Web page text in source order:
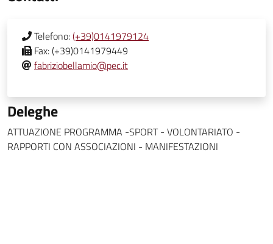
Telefono:(+39)0141979124
Fax:(+39)0141979449
fabriziobellamio@pec.it
Deleghe
ATTUAZIONE PROGRAMMA -SPORT - VOLONTARIATO -
RAPPORTI CON ASSOCIAZIONI - MANIFESTAZIONI